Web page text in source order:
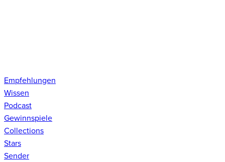
Empfehlungen
Wissen
Podcast
Gewinnspiele
Collections
Stars
Sender